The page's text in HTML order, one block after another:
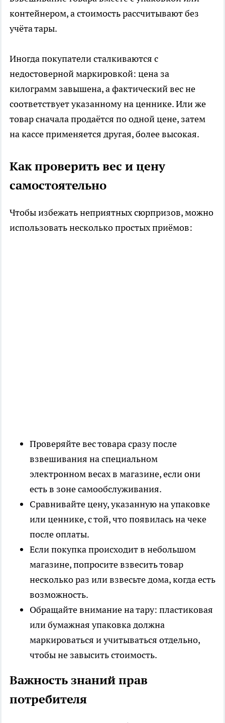
контейнером, а стоимость рассчитывают без
учёта тары.
Иногда покупатели сталкиваются с
недостоверной маркировкой: цена за
килограмм завышена, а фактический вес не
соответствует указанному на ценнике. Или же
товар сначала продаётся по одной цене, затем
на кассе применяется другая, более высокая.
Как проверить вес и цену
самостоятельно
Чтобы избежать неприятных сюрпризов, можно
использовать несколько простых приёмов:
Проверяйте вес товара сразу после
взвешивания на специальном
электронном весах в магазине, если они
есть в зоне самообслуживания.
Сравнивайте цену, указанную на упаковке
или ценнике, с той, что появилась на чеке
после оплаты.
Если покупка происходит в небольшом
магазине, попросите взвесить товар
несколько раз или взвесьте дома, когда есть
возможность.
Обращайте внимание на тару: пластиковая
или бумажная упаковка должна
маркироваться и учитываться отдельно,
чтобы не завысить стоимость.
Важность знаний прав
потребителя